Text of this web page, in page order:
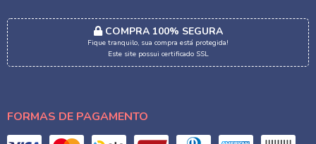
COMPRA 100% SEGURA
Fique tranquilo, sua compra está protegida!
Este site possui certificado SSL
FORMAS DE PAGAMENTO